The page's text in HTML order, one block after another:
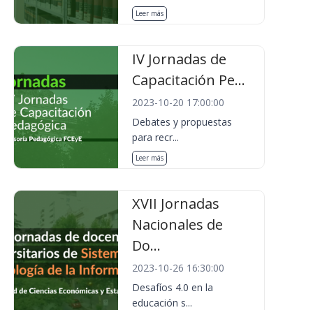
Leer más
IV Jornadas de
Capacitación Pe...
2023-10-20 17:00:00
Debates y propuestas
para recr...
Leer más
XVII Jornadas
Nacionales de
Do...
2023-10-26 16:30:00
Desafíos 4.0 en la
educación s...